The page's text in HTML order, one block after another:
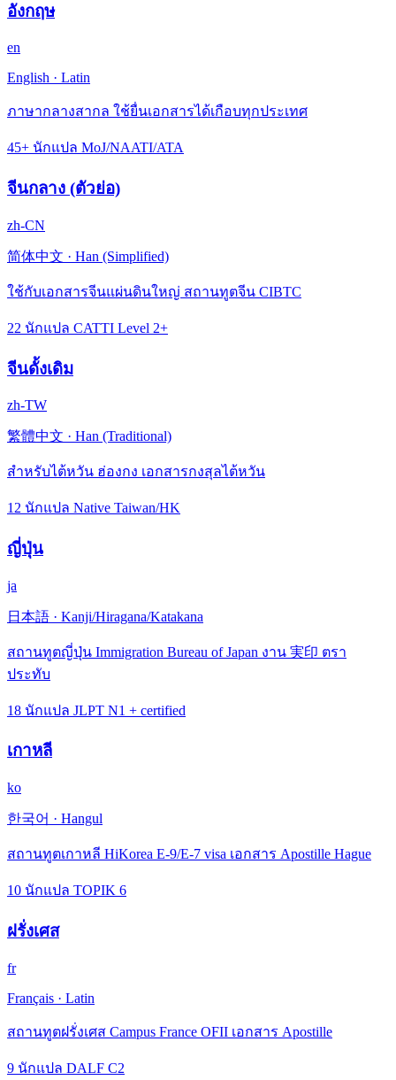
อังกฤษ
en
English · Latin
ภาษากลางสากล ใช้ยื่นเอกสารได้เกือบทุกประเทศ
45+ นักแปล MoJ/NAATI/ATA
จีนกลาง (ตัวย่อ)
zh-CN
简体中文 · Han (Simplified)
ใช้กับเอกสารจีนแผ่นดินใหญ่ สถานทูตจีน CIBTC
22 นักแปล CATTI Level 2+
จีนดั้งเดิม
zh-TW
繁體中文 · Han (Traditional)
สำหรับไต้หวัน ฮ่องกง เอกสารกงสุลไต้หวัน
12 นักแปล Native Taiwan/HK
ญี่ปุ่น
ja
日本語 · Kanji/Hiragana/Katakana
สถานทูตญี่ปุ่น Immigration Bureau of Japan งาน 実印 ตรา
ประทับ
18 นักแปล JLPT N1 + certified
เกาหลี
ko
한국어 · Hangul
สถานทูตเกาหลี HiKorea E-9/E-7 visa เอกสาร Apostille Hague
10 นักแปล TOPIK 6
ฝรั่งเศส
fr
Français · Latin
สถานทูตฝรั่งเศส Campus France OFII เอกสาร Apostille
9 นักแปล DALF C2